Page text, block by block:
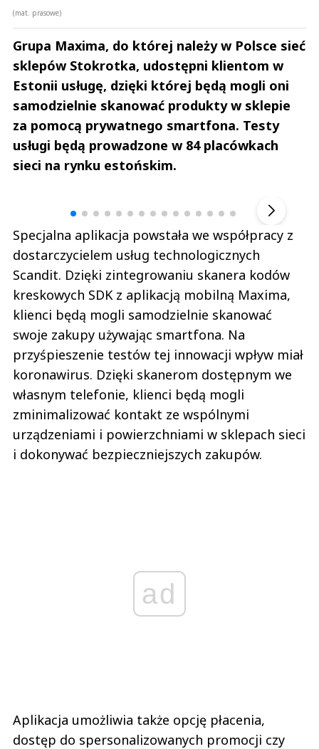
(mat. prasowe)
Grupa Maxima, do której należy w Polsce sieć
sklepów Stokrotka, udostępni klientom w
Estonii usługę, dzięki której będą mogli oni
samodzielnie skanować produkty w sklepie
za pomocą prywatnego smartfona. Testy
usługi będą prowadzone w 84 placówkach
sieci na rynku estońskim.
Specjalna aplikacja powstała we współpracy z
dostarczycielem usług technologicznych
Scandit. Dzięki zintegrowaniu skanera kodów
kreskowych SDK z aplikacją mobilną Maxima,
klienci będą mogli samodzielnie skanować
swoje zakupy używając smartfona. Na
przyśpieszenie testów tej innowacji wpływ miał
koronawirus. Dzięki skanerom dostępnym we
własnym telefonie, klienci będą mogli
zminimalizować kontakt ze wspólnymi
urządzeniami i powierzchniami w sklepach sieci
i dokonywać bezpieczniejszych zakupów.
ad
Aplikacja umożliwia także opcję płacenia,
dostęp do spersonalizowanych promocji czy